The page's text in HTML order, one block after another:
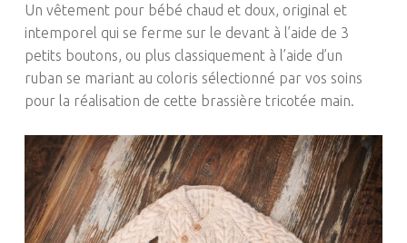
Un vêtement pour bébé chaud et doux, original et
intemporel qui se ferme sur le devant à l’aide de 3
petits boutons, ou plus classiquement à l’aide d’un
ruban se mariant au coloris sélectionné par vos soins
pour la réalisation de cette brassière tricotée main.